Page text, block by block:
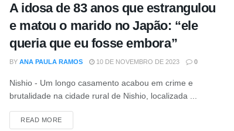
A idosa de 83 anos que estrangulou
e matou o marido no Japão: “ele
queria que eu fosse embora”
BY ANA PAULA RAMOS 10 DE NOVEMBRO DE 2023 0
Nishio - Um longo casamento acabou em crime e
brutalidade na cidade rural de Nishio, localizada ...
READ MOREDETAILS